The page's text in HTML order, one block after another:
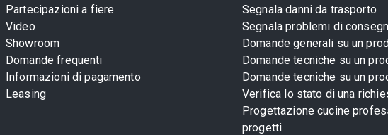
Partecipazioni a fiere
Video
Showroom
Domande frequenti
Informazioni di pagamento
Leasing
Segnala danni da trasporto
Segnala problemi di
Domande generali su un
Domande tecniche su un
Domande tecniche su un
Verifica lo stato di una
Progettazione cucine
progetti